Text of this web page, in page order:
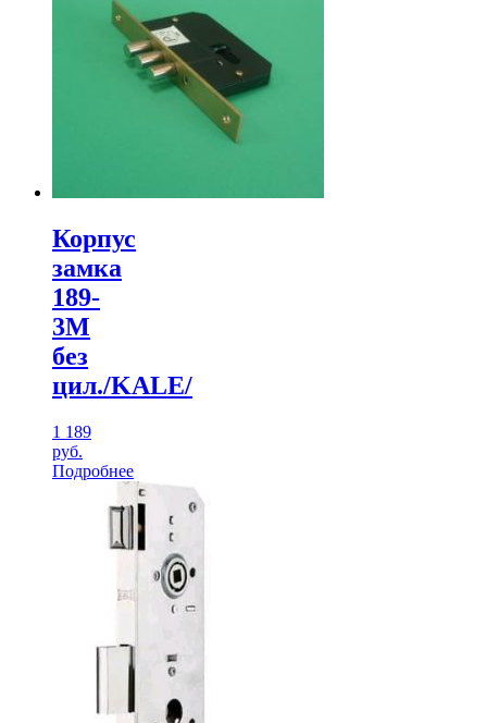
Корпус
замка
189-
3М
без
цил./KALE/
1 189
руб.
Подробнее